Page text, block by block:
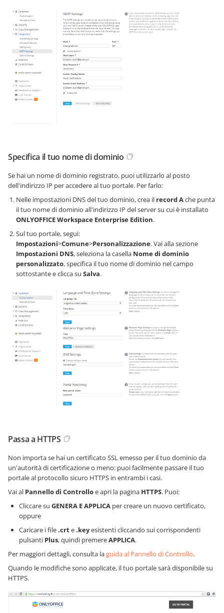
Specifica il tuo nome di dominio
Se hai un nome di dominio registrato, puoi utilizzarlo al posto
dell'indirizzo IP per accedere al tuo portale. Per farlo:
Nelle impostazioni DNS del tuo dominio, crea il record Ache punta
il tuo nome di dominio all'indirizzo IP del server su cui è installato
ONLYOFFICE Workspace Enterprise Edition.
Sul tuo portale, segui:
Impostazioni>Comune>Personalizzazione. Vai alla sezione
Impostazioni DNS, seleziona la casella Nome di dominio
personalizzato, specifica il tuo nome di dominio nel campo
sottostante e clicca su Salva.
Passa a HTTPS
Non importa se hai un certificato SSL emesso per il tuo dominio da
un'autorità di certificazione o meno: puoi facilmente passare il tuo
portale al protocollo sicuro HTTPS in entrambi i casi.
Vai al Pannello di Controlloe apri la pagina HTTPS. Puoi:
Cliccare su GENERA E APPLICA per creare un nuovo certificato,
oppure
Caricare i file.crte.keyesistenti cliccando sui corrispondenti
pulsanti Plus, quindi premereAPPLICA.
Per maggiori dettagli, consulta laguida al Pannello di Controllo.
Quando le modifiche sono applicate, il tuo portale sarà disponibile su
HTTPS.